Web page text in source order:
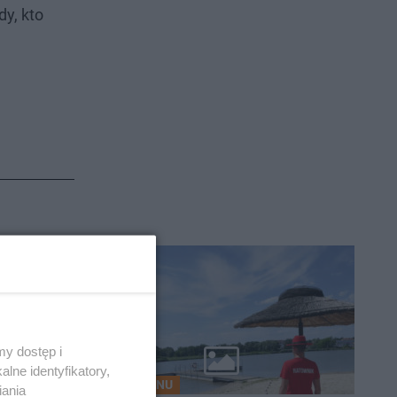
kto
Z REGIONU
dostęp i
identyfikatory,